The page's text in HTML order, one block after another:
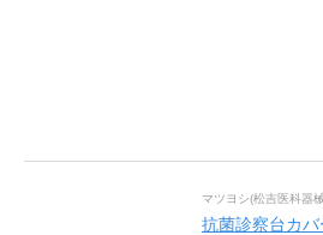
マツヨシ(松吉医科器
抗菌診察台カ